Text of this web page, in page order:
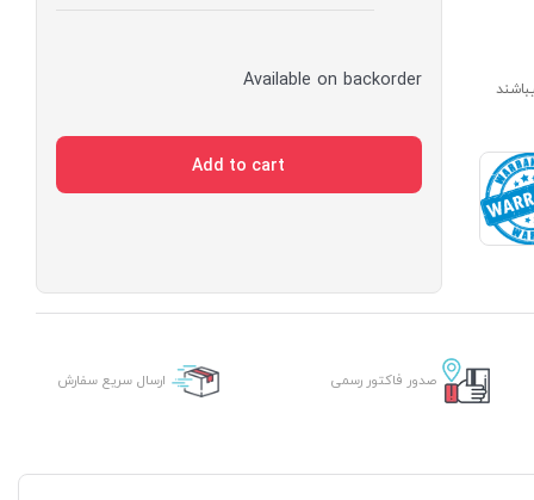
مدت ساخت 7 الی 14 روز میباشند
Available on backorder
Add to cart
صدور فاکتور رسمی ارسال سریع سفارش